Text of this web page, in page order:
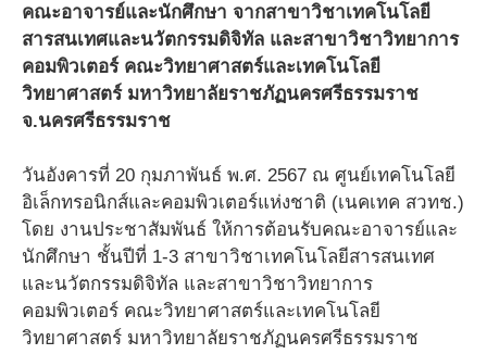
คณะอาจารย์และนักศึกษา จากสาขาวิชาเทคโนโลยี
สารสนเทศและนวัตกรรมดิจิทัล และสาขาวิชาวิทยาการ
คอมพิวเตอร์ คณะวิทยาศาสตร์และเทคโนโลยี
วิทยาศาสตร์ มหาวิทยาลัยราชภัฏนครศรีธรรมราช
จ.นครศรีธรรมราช
วันอังคารที่ 20 กุมภาพันธ์ พ.ศ. 2567 ณ ศูนย์เทคโนโลยี
อิเล็กทรอนิกส์และคอมพิวเตอร์แห่งชาติ (เนคเทค สวทช.)
โดย งานประชาสัมพันธ์ ให้การต้อนรับคณะอาจารย์และ
นักศึกษา ชั้นปีที่ 1-3 สาขาวิชาเทคโนโลยีสารสนเทศ
และนวัตกรรมดิจิทัล และสาขาวิชาวิทยาการ
คอมพิวเตอร์ คณะวิทยาศาสตร์และเทคโนโลยี
วิทยาศาสตร์ มหาวิทยาลัยราชภัฏนครศรีธรรมราช